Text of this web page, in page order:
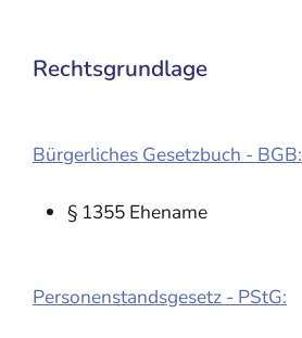
Rechtsgrundlage
Bürgerliches Gesetzbuch - BGB:
§ 1355 Ehename
Personenstandsgesetz - PStG: